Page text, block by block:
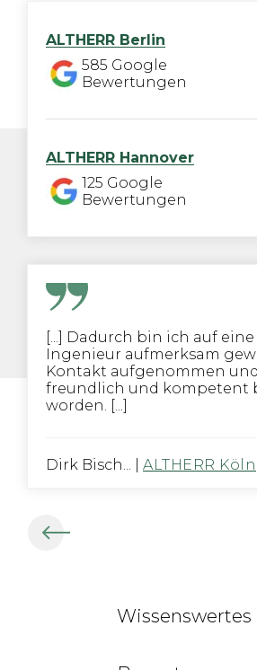
ALTHERR Berlin
585 Google
Bewertungen
ALTHERR Hannover
125 Google
Bewertungen
[...] Dadurch bin ich auf
Ingenieur aufmerksam
Kontakt aufgenommen
freundlich und kompetent
worden. [...]
Dirk Bisch... ALTHERR Köln
Wissenswertes